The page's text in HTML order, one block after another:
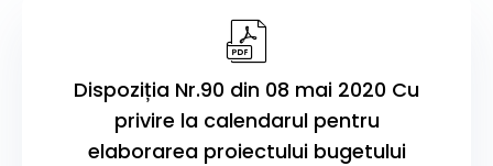
Dispoziția Nr.90 din 08 mai 2020 Cu
privire la calendarul pentru
elaborarea proiectului bugetului